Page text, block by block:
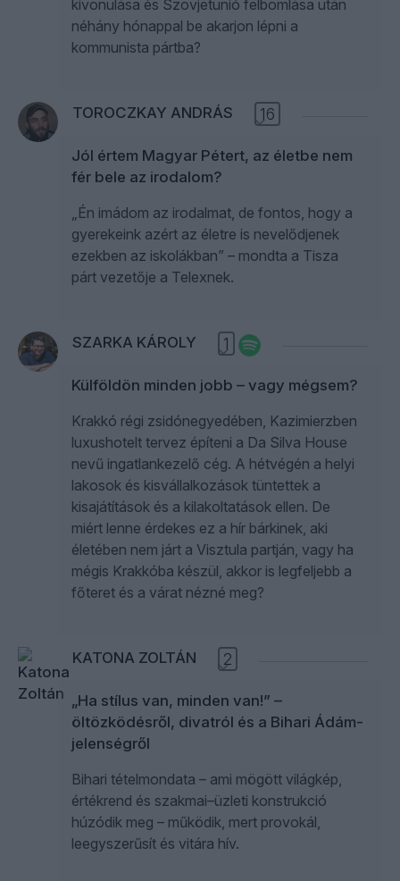
kivonulása és Szovjetunió felbomlása után
néhány hónappal be akarjon lépni a
kommunista pártba?
TOROCZKAY ANDRÁS 16
Jól értem Magyar Pétert, az életbe nem
fér bele az irodalom?
„Én imádom az irodalmat, de fontos, hogy a
gyerekeink azért az életre is nevelődjenek
ezekben az iskolákban” – mondta a Tisza
párt vezetője a Telexnek.
SZARKA KÁROLY 1
Külföldön minden jobb – vagy mégsem?
Krakkó régi zsidónegyedében, Kazimierzben
luxushotelt tervez építeni a Da Silva House
nevű ingatlankezelő cég. A hétvégén a helyi
lakosok és kisvállalkozások tüntettek a
kisajátítások és a kilakoltatások ellen. De
miért lenne érdekes ez a hír bárkinek, aki
életében nem járt a Visztula partján, vagy ha
mégis Krakkóba készül, akkor is legfeljebb a
főteret és a várat nézné meg?
KATONA ZOLTÁN 2
„Ha stílus van, minden van!” –
öltözködésről, divatról és a Bihari Ádám-
jelenségről
Bihari tételmondata – ami mögött világkép,
értékrend és szakmai–üzleti konstrukció
húzódik meg – működik, mert provokál,
leegyszerűsít és vitára hív.